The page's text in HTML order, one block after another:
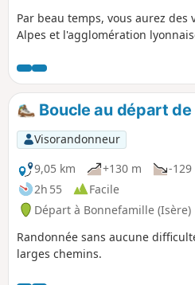
Par beau temps, vous aurez des
Alpes et l'agglomération
Boucle au départ
Visorandonneur
9,05 km
+130 m
-129
2h 55
Facile
Départ à Bonnefamille (Isère)
Randonnée sans aucune
larges chemins.